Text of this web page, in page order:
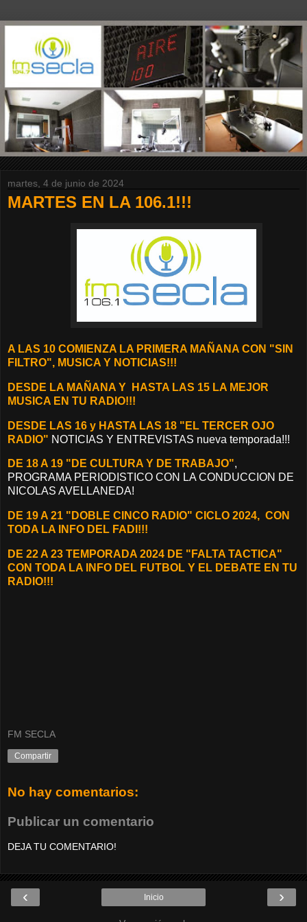
martes, 4 de junio de 2024
MARTES EN LA 106.1!!!
A LAS 10 COMIENZA LA PRIMERA MAÑANA CON "SIN
FILTRO", MUSICA Y NOTICIAS!!!
D ESDE LA MAÑANA Y
HASTA LAS 15 LA MEJOR
MUSICA EN TU RADIO!!!
DESDE LAS 16 y HASTA LAS 18 "EL TERCER OJO
RADIO" NOTICIAS Y ENTREVISTAS nueva temporada!!!
DE 18 A 19 "DE CULTURA Y DE TRABAJO",
PROGRAMA PERIODISTICO CON LA CONDUCCION DE
NICOLAS AVELLANEDA!
DE 19 A 21 "DOBLE CINCO RADIO" CICLO 2024, CON
TODA LA INFO DEL FADI!!!
DE 22 A 23 TEMPORADA 2024 DE "FALTA TACTICA"
CON TODA LA INFO DEL FUTBOL Y EL DEBATE EN TU
RADIO!!!
FM SECLA
Compartir
No hay comentarios:
Publicar un comentario
DEJA TU COMENTARIO!
‹ ›
Inicio